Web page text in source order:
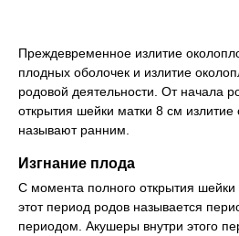
Преждевременное излитие
плодных оболочек и излитие
родовой деятельности. От начала
открытия шейки матки 8 см
называют ранним.
Изгнание плода
С момента полного открытия
этот период родов называется
периодом. Акушеры внутри этого